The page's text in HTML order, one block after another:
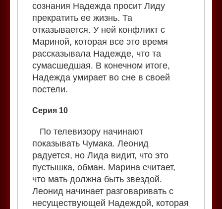
сознания Надежда просит Лиду
прекратить ее жизнь. Та
отказывается. У ней конфликт с
Мариной, которая все это время
рассказывала Надежде, что та
сумасшедшая. В конечном итоге,
Надежда умирает во сне в своей
постели.
Серия 10
По телевизору начинают
показывать Чумака. Леонид
радуется, но Лида видит, что это
пустышка, обман. Марина считает,
что мать должна быть звездой.
Леонид начинает разговаривать с
несуществующей Надеждой, которая